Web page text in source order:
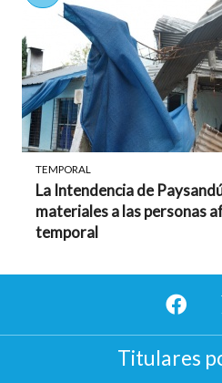
TEMPORAL
La Intendencia de
materiales a las personas
temporal
Titulares